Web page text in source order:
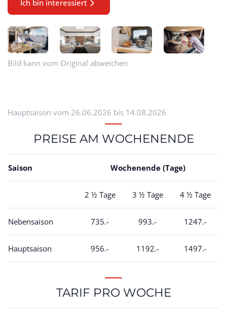
Ich bin interessiert
Bild kann vom Original abweichen
Hauptsaison vom 26.06.2026 bis 14.08.2026
PREISE AM WOCHENENDE
Saison Wochenende (Tage)
2 ½ Tage 3 ½ Tage 4 ½ Tage
Nebensaison 735.- 993.- 1247.-
Hauptsaison 956.- 1192.- 1497.-
TARIF PRO WOCHE